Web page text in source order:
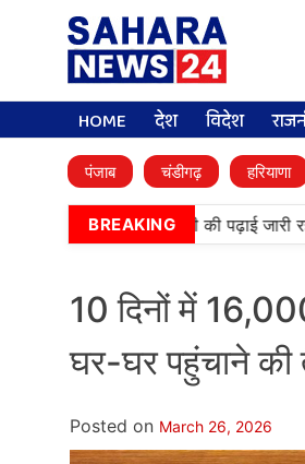
HOME देश विदेश
पंजाब चंडीगढ़ हरियाणा
BREAKING
पब्लिक स्कूलों में पंजाबी की पढ़ाई जारी
10 दिनों में
घर-घर पहुंचाने
Posted on March 26, 2026